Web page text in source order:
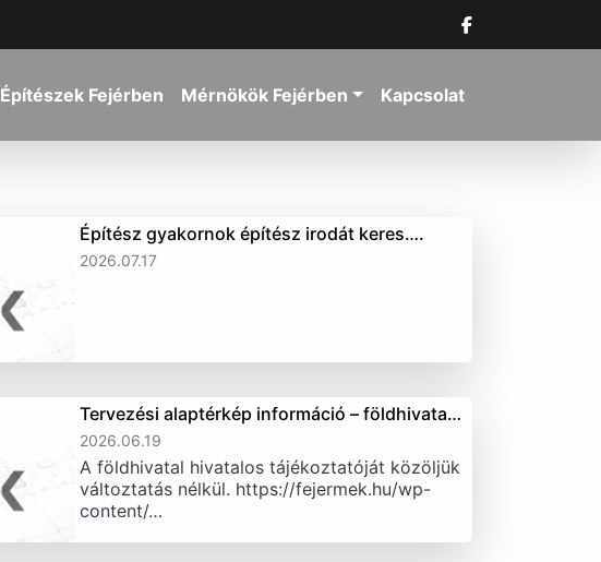
Építészek Fejérben Mérnökök Fejérben Kapcsolat
Építész gyakornok építész irodát keres….
2026.07.17
Tervezési alaptérkép információ – földhivata…
2026.06.19
A földhivatal hivatalos tájékoztatóját közöljük
változtatás nélkül. https://fejermek.hu/wp-
content/…